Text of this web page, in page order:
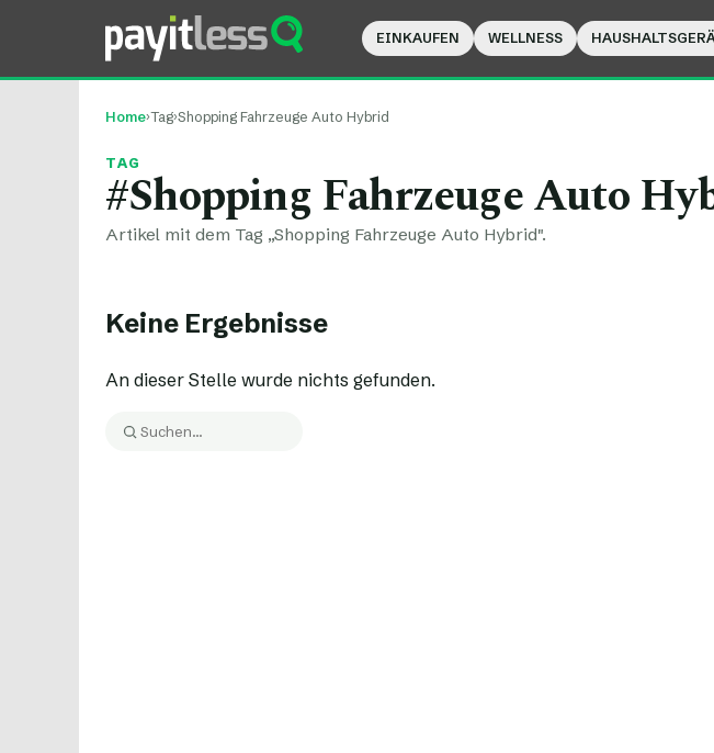
EINKAUFEN WELLNESS
Home›Tag›Shopping Fahrzeuge Auto Hybrid
TAG
#Shopping Fahrzeuge Auto
Artikel mit dem Tag „Shopping Fahrzeuge Auto Hybrid".
Keine Ergebnisse
An dieser Stelle wurde nichts gefunden.
Suche: